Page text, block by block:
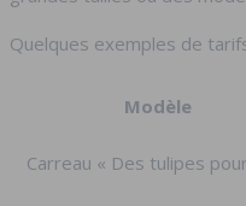
Quelques exemples de
Modèle
Carreau « Des tulipes